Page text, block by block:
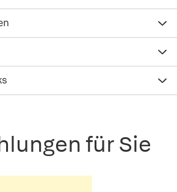
für Sie